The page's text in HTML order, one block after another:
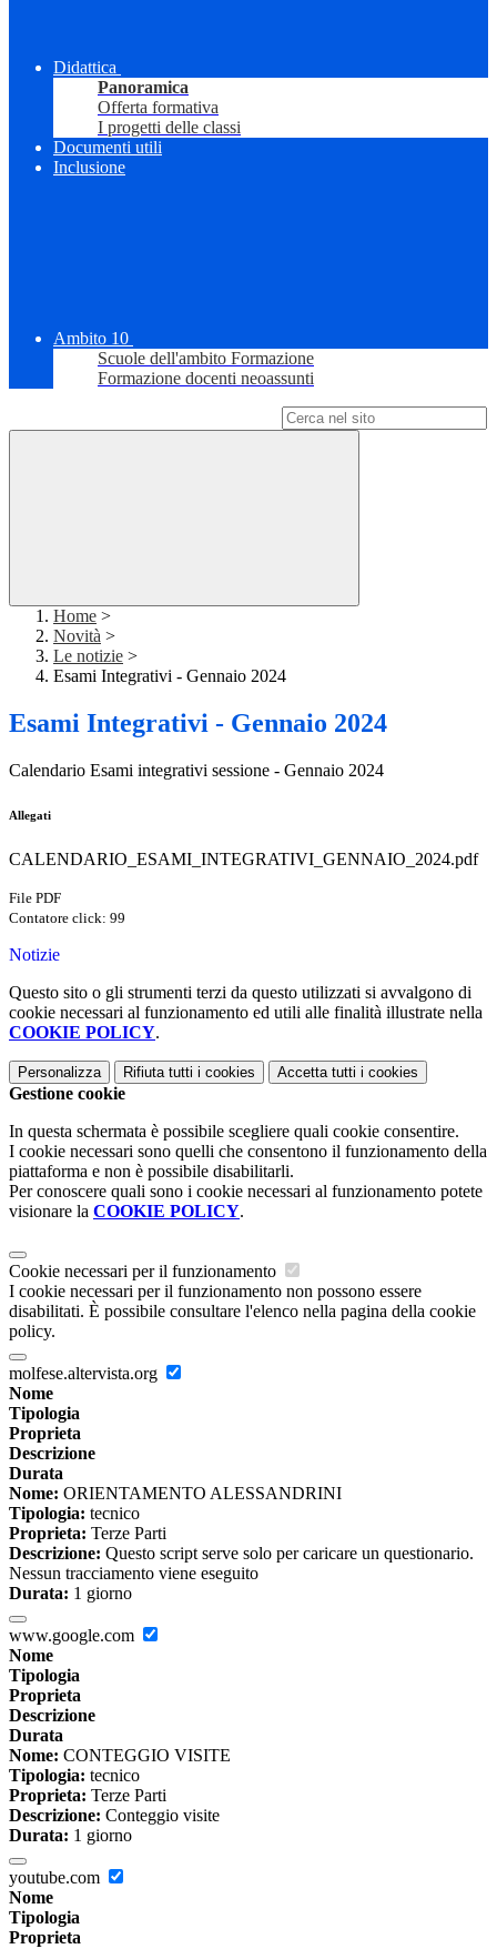
Didattica
Panoramica
Offerta formativa
I progetti delle classi
Documenti utili
Inclusione
Ambito 10
Scuole dell'ambito Formazione
Formazione docenti neoassunti
Home >
Novità >
Le notizie >
Esami Integrativi - Gennaio 2024
Esami Integrativi - Gennaio 2024
Calendario Esami integrativi sessione - Gennaio 2024
Allegati
CALENDARIO_ESAMI_INTEGRATIVI_GENNAIO_2024.pdf
File PDF
Contatore click: 99
Notizie
Questo sito o gli strumenti terzi da questo utilizzati si avvalgono di
cookie necessari al funzionamento ed utili alle finalità illustrate nella
COOKIE POLICY.
Personalizza Rifiuta tutti i cookies Accetta tutti i cookies
Gestione cookie
In questa schermata è possibile scegliere quali cookie consentire.
I cookie necessari sono quelli che consentono il funzionamento della
piattaforma e non è possibile disabilitarli.
Per conoscere quali sono i cookie necessari al funzionamento potete
visionare la COOKIE POLICY.
Cookie necessari per il funzionamento
I cookie necessari per il funzionamento non possono essere
disabilitati. È possibile consultare l'elenco nella pagina della cookie
policy.
molfese.altervista.org
Nome
Tipologia
Proprieta
Descrizione
Durata
Nome: ORIENTAMENTO ALESSANDRINI
Tipologia: tecnico
Proprieta: Terze Parti
Descrizione: Questo script serve solo per caricare un questionario.
Nessun tracciamento viene eseguito
Durata: 1 giorno
www.google.com
Nome
Tipologia
Proprieta
Descrizione
Durata
Nome: CONTEGGIO VISITE
Tipologia: tecnico
Proprieta: Terze Parti
Descrizione: Conteggio visite
Durata: 1 giorno
youtube.com
Nome
Tipologia
Proprieta